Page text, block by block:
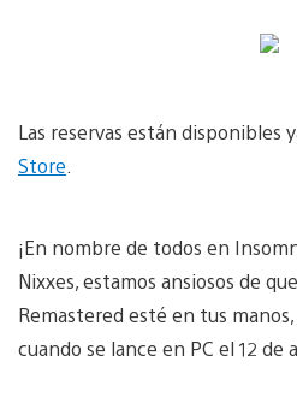
Las reservas están disponibles
Store
¡En nombre de todos en
Nixxes, estamos ansiosos de
Remastered esté en tus
cuando se lance en PC el 12 de